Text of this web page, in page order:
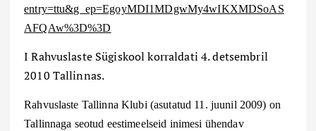
entry=ttu&g_ep=EgoyMDI1MDgwMy4wIKXMDSoAS
AFQAw%3D%3D
I Rahvuslaste Sügiskool korraldati 4. detsembril
2010 Tallinnas.
Rahvuslaste Tallinna Klubi (asutatud 11. juunil 2009) on
Tallinnaga seotud eestimeelseid inimesi ühendav